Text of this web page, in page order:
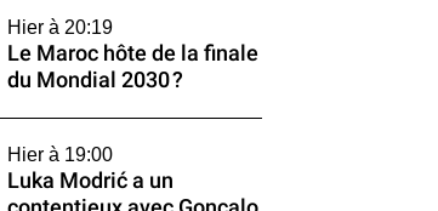
Hier à 20:19
Le Maroc hôte de la finale
du Mondial 2030 ?
Hier à 19:00
Luka Modrić a un